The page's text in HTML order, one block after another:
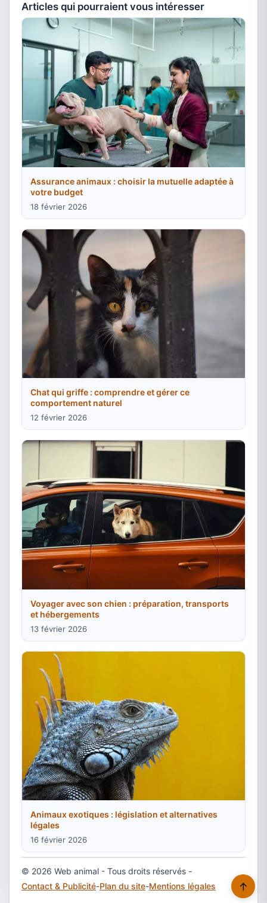
Articles qui pourraient vous intéresser
Assurance animaux : choisir la mutuelle adaptée à
votre budget
18 février 2026
Chat qui griffe : comprendre et gérer ce
comportement naturel
12 février 2026
Voyager avec son chien : préparation, transports
et hébergements
13 février 2026
Animaux exotiques : législation et alternatives
légales
16 février 2026
© 2026 Web animal - Tous droits réservés -
Contact & Publicité-Plan du site-Mentions légales ↑